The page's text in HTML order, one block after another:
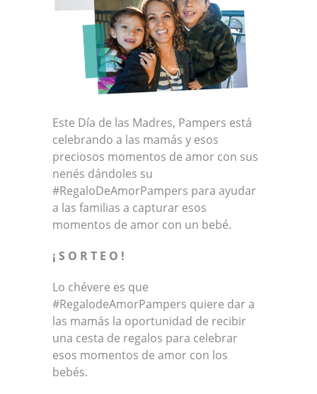
Este Día de las Madres, Pampers está
celebrando a las mamás y esos
preciosos momentos de amor con sus
nenés dándoles su
#RegaloDeAmorPampers para ayudar
a las familias a capturar esos
momentos de amor con un bebé.
¡ S O R T E O !
Lo chévere es que
#RegalodeAmorPampers quiere dar a
las mamás la oportunidad de recibir
una cesta de regalos para celebrar
esos momentos de amor con los
bebés.